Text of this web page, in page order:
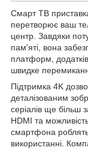
Смарт ТВ
перетворює ваш
центр. Завдяки
пам'яті, вона
платформ,
швидке
Підтримка 4K
деталізованим
серіалів ще більш
HDMI та
смартфона
використанні.